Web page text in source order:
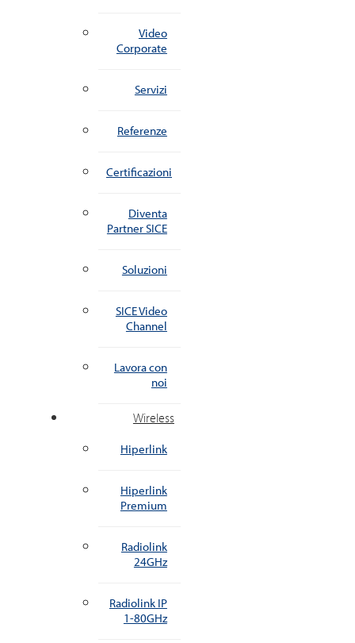
Video
Corporate
Servizi
Referenze
Certificazioni
Diventa
Partner SICE
Soluzioni
SICE Video
Channel
Lavora con
noi
Wireless
Hiperlink
Hiperlink
Premium
Radiolink
24GHz
Radiolink IP
1-80GHz